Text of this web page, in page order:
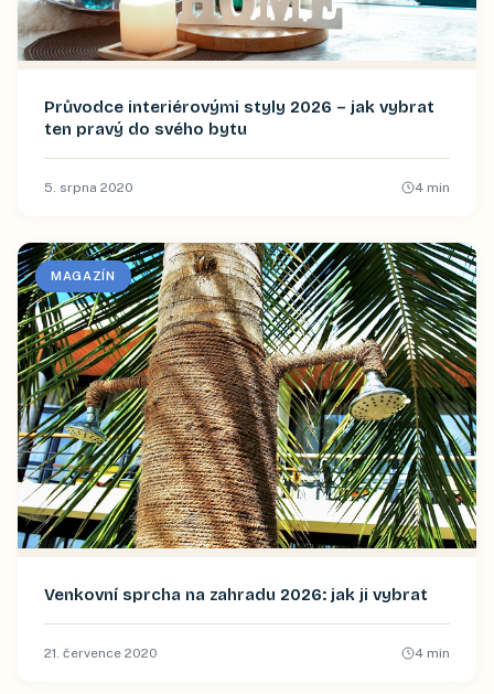
Průvodce interiérovými styly 2026 – jak vybrat
ten pravý do svého bytu
5. srpna 2020 4 min
MAGAZÍN
Venkovní sprcha na zahradu 2026: jak ji vybrat
21. července 2020 4 min